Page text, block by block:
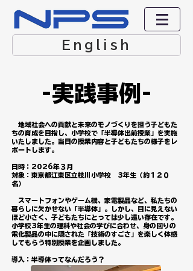
English
​-実践事例-
地域社会への貢献と未来のモノづくりを担う子どもた
ちの育成を目指し、小学校で「半導体出前授業」を実施
いたしました。当日の授業内容と子どもたちの様子をレ
ポートします。
日時：2026年３月
対象：東京都江東区立枝川小学校 3年生（約１２０
名）
スマートフォンやゲーム機、家電製品など、私たちの
暮らしに欠かせない「半導体」。しかし、目に見えない
ほど小さく、子どもたちにとっては少し遠い存在です。
小学校3年生の理科や社会の学びに合わせ、身の回りの
電化製品の中に隠された「技術のすごさ」を楽しく体感
してもらう特別授業を企画しました。
導入：半導体ってなんだろう？